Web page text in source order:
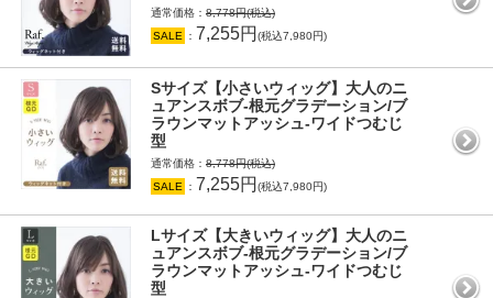
通常価格： 8,778円(税込)
SALE
： 7,255円 (税込7,980円)
Sサイズ【小さいウィッグ】大人のニ
ュアンスボブ-根元グラデーション/ブ
ラウンマットアッシュ-ワイドつむじ
型
通常価格： 8,778円(税込)
SALE
： 7,255円 (税込7,980円)
Lサイズ【大きいウィッグ】大人のニ
ュアンスボブ-根元グラデーション/ブ
ラウンマットアッシュ-ワイドつむじ
型